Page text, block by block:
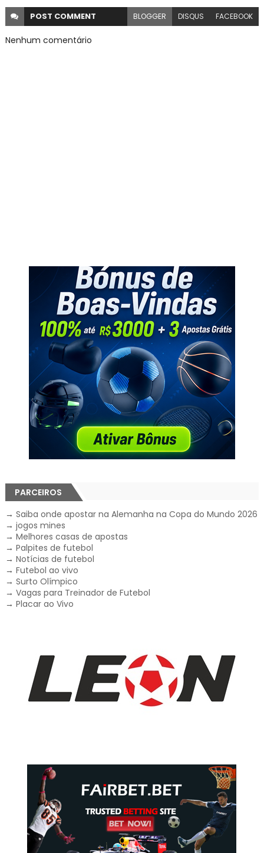
POST COMMENT BLOGGER DISQUS FACEBOOK
Nenhum comentário
PARCEIROS
→ Saiba onde apostar na Alemanha na Copa do Mundo 2026
→ jogos mines
→ Melhores casas de apostas
→ Palpites de futebol
→ Notícias de futebol
→ Futebol ao vivo
→ Surto Olímpico
→ Vagas para Treinador de Futebol
→ Placar ao Vivo